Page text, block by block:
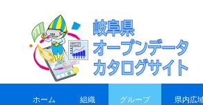
ホーム 組織 グループ 県内広